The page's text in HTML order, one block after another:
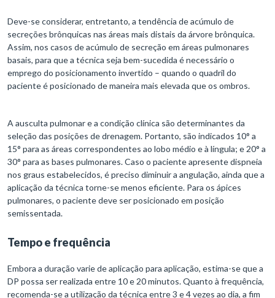
Deve-se considerar, entretanto, a tendência de acúmulo de
secreções brônquicas nas áreas mais distais da árvore brônquica.
Assim, nos casos de acúmulo de secreção em áreas pulmonares
basais, para que a técnica seja bem-sucedida é necessário o
emprego do posicionamento invertido – quando o quadril do
paciente é posicionado de maneira mais elevada que os ombros.
A ausculta pulmonar e a condição clínica são determinantes da
seleção das posições de drenagem. Portanto, são indicados 10° a
15° para as áreas correspondentes ao lobo médio e à língula; e 20° a
30° para as bases pulmonares. Caso o paciente apresente dispneia
nos graus estabelecidos, é preciso diminuir a angulação, ainda que a
aplicação da técnica torne-se menos eficiente. Para os ápices
pulmonares, o paciente deve ser posicionado em posição
semissentada.
Tempo e frequência
Embora a duração varie de aplicação para aplicação, estima-se que a
DP possa ser realizada entre 10 e 20 minutos. Quanto à frequência,
recomenda-se a utilização da técnica entre 3 e 4 vezes ao dia, a fim